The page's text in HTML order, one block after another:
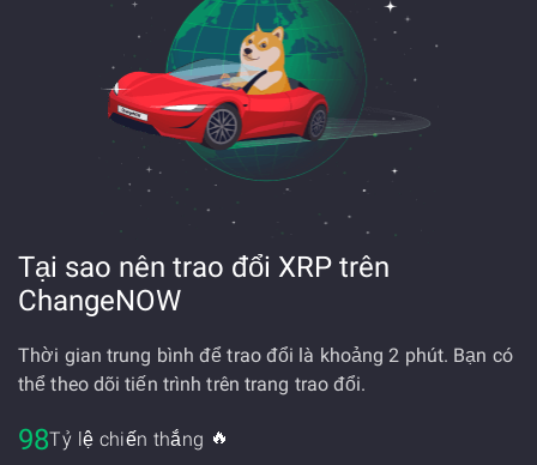
Tại sao nên trao đổi XRP trên
ChangeNOW
Thời gian trung bình để trao đổi là khoảng 2 phút. Bạn có
thể theo dõi tiến trình trên trang trao đổi.
98Tỷ lệ chiến thắng 🔥